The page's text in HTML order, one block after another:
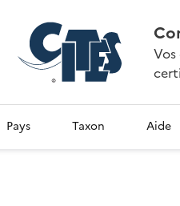
Pays Taxon Aide